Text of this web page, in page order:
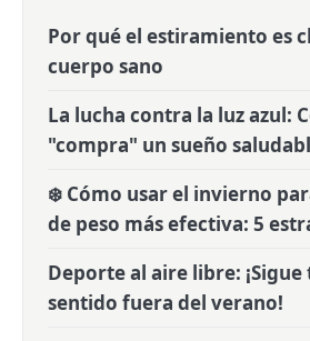
Por qué el estiramiento es
cuerpo sano
La lucha contra la luz azul:
"compra" un sueño
❄️ Cómo usar el invierno
de peso más efectiva: 5
Deporte al aire libre:
sentido fuera del verano!